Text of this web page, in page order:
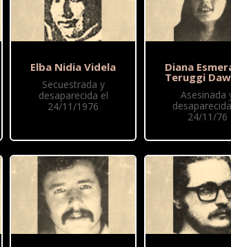
Elba Nidia Videla
Secuestrada y
desaparecida el
24/11/1976
Diana
Teruggi
Asesinada
24/11/76